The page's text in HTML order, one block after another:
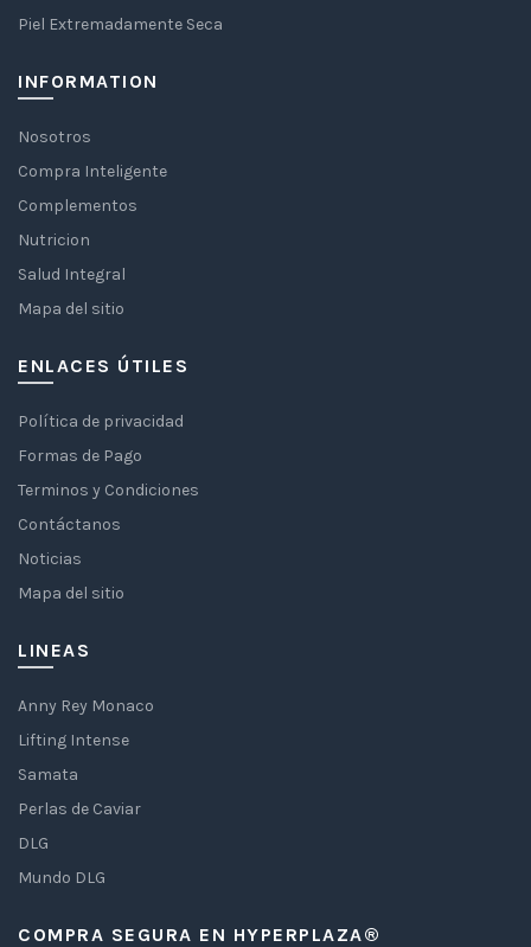
Piel Extremadamente Seca
INFORMATION
Nosotros
Compra Inteligente
Complementos
Nutricion
Salud Integral
Mapa del sitio
ENLACES ÚTILES
Política de privacidad
Formas de Pago
Terminos y Condiciones
Contáctanos
Noticias
Mapa del sitio
LINEAS
Anny Rey Monaco
Lifting Intense
Samata
Perlas de Caviar
DLG
Mundo DLG
COMPRA SEGURA EN HYPERPLAZA®